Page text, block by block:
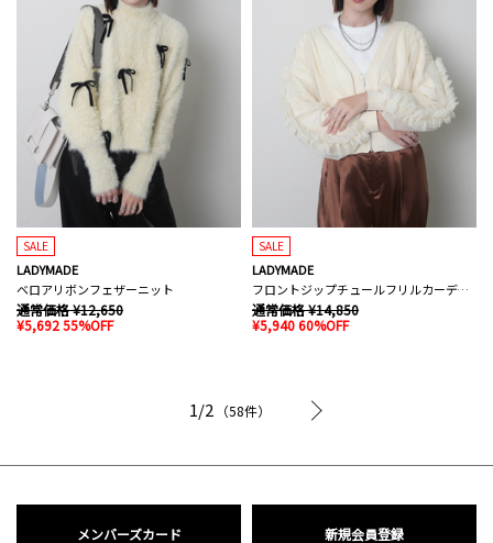
SALE
LADYMADE
ベロアリボンフェザーニット
通常価格 ¥12,650
¥5,692 55%OFF
SALE
LADYMADE
フロントジップチュールフリルカーディガン
通常価格 ¥14,850
¥5,940 60%OFF
1/2 （58件）
メンバーズカード 新規会員登録